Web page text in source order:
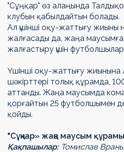
"Сұңқар" өз алаңында
клубын қабылдайтын болады.
Ал үшінші оқу-жаттығу жиыны
жалғасады да, жаңа
жалғастыру үшін
Үшінші оқу-жаттығу
шәкірттері толық құрамда,
аттанды. Жаңа маусымда
қорғайтын 25 футболшымен
қойды.
"Сұңкар» жаңа маусым
Қақпашылар: Томислав